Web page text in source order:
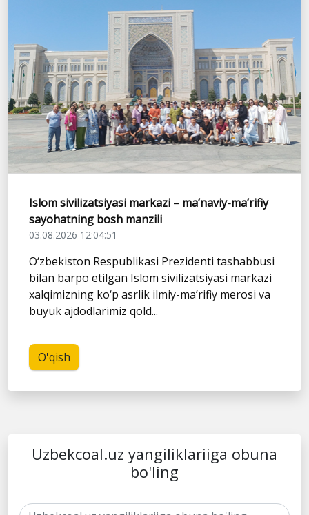
Islom sivilizatsiyasi markazi – ma’naviy-ma’rifiy
sayohatning bosh manzili
03.08.2026 12:04:51
O‘zbekiston Respublikasi Prezidenti tashabbusi
bilan barpo etilgan Islom sivilizatsiyasi markazi
xalqimizning ko‘p asrlik ilmiy-ma’rifiy merosi va
buyuk ajdodlarimiz qold...
O'qish
Uzbekcoal.uz yangiliklariiga obuna
bo'ling